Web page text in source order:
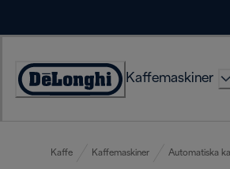
Accessibility
Kaffemaskiner
Kaffe Kaffemaskiner Automatiska